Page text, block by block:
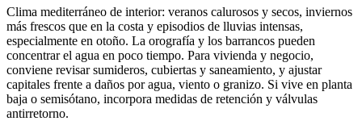
Clima mediterráneo de interior: veranos calurosos y secos, inviernos
más frescos que en la costa y episodios de lluvias intensas,
especialmente en otoño. La orografía y los barrancos pueden
concentrar el agua en poco tiempo. Para vivienda y negocio,
conviene revisar sumideros, cubiertas y saneamiento, y ajustar
capitales frente a daños por agua, viento o granizo. Si vive en planta
baja o semisótano, incorpora medidas de retención y válvulas
antirretorno.